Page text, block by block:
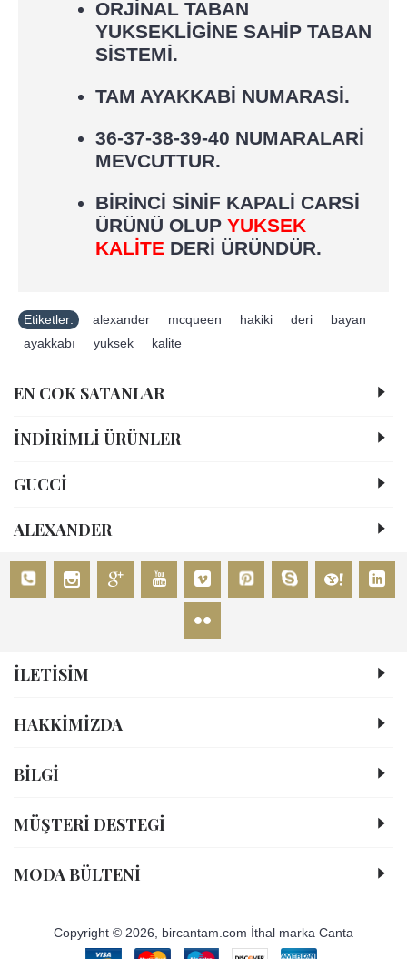
ORJİNAL TABAN
YUKSEKLİGİNE SAHİP TABAN
SİSTEMİ.
TAM AYAKKABİ NUMARASİ.
36-37-38-39-40 NUMARALARİ
MEVCUTTUR.
BİRİNCİ SİNİF KAPALİ CARSİ
ÜRÜNÜ OLUP YUKSEK
KALİTE DERİ ÜRÜNDÜR.
Etiketler: alexander mcqueen hakiki deri bayan
ayakkabı
yuksek kalite
EN COK SATANLAR
İNDİRİMLİ ÜRÜNLER
GUCCİ
ALEXANDER
İLETİSİM
HAKKIMIZDA
BİLGİ
MÜŞTERI DESTEGI
MODA BÜLTENI
Copyright © 2026, bircantam.com İthal marka Canta